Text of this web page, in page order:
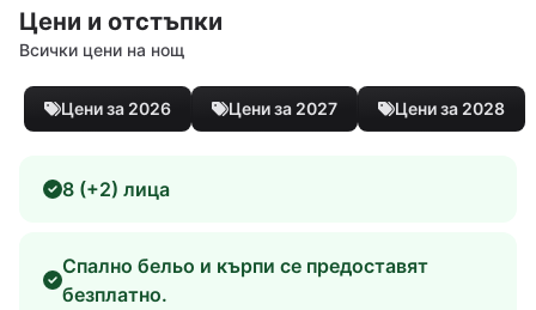
Цени и отстъпки
Всички цени на нощ
Цени за 2026 Цени за 2027 Цени за 2028
8 (+2) лица
Спално бельо и кърпи се предоставят
безплатно.